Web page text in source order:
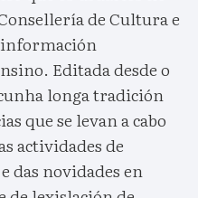
de Cultura e
información
Editada desde o
longa tradición
que se levan a cabo
actividades de
das novidades en